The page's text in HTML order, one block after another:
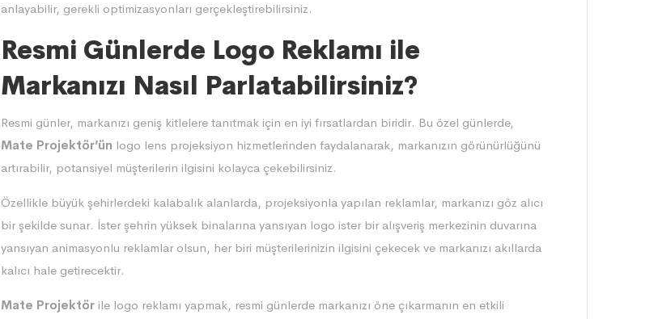
anlayabilir, gerekli optimizasyonları gerçekleştirebilirsiniz.
Resmi Günlerde Logo Reklamı ile
Markanızı Nasıl Parlatabilirsiniz?
Resmi günler, markanızı geniş kitlelere tanıtmak için en iyi fırsatlardan biridir. Bu özel günlerde,
Mate Projektör’ün logo lens projeksiyon hizmetlerinden faydalanarak, markanızın görünürlüğünü
artırabilir, potansiyel müşterilerin ilgisini kolayca çekebilirsiniz.
Özellikle büyük şehirlerdeki kalabalık alanlarda, projeksiyonla yapılan reklamlar, markanızı göz alıcı
bir şekilde sunar. İster şehrin yüksek binalarına yansıyan logo ister bir alışveriş merkezinin duvarına
yansıyan animasyonlu reklamlar olsun, her biri müşterilerinizin ilgisini çekecek ve markanızı akıllarda
kalıcı hale getirecektir.
Mate Projektör ile logo reklamı yapmak, resmi günlerde markanızı öne çıkarmanın en etkili